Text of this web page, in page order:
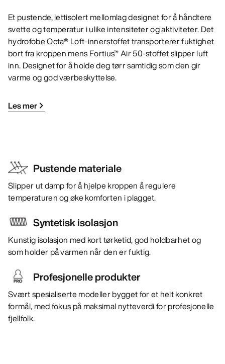
Et pustende, lettisolert mellomlag designet for å håndtere
svette og temperatur i ulike intensiteter og aktiviteter. Det
hydrofobe Octa® Loft-innerstoffet transporterer fuktighet
bort fra kroppen mens Fortius™ Air 50-stoffet slipper luft
inn. Designet for å holde deg tørr samtidig som den gir
varme og god værbeskyttelse.
Les mer
Pustende materiale
Slipper ut damp for å hjelpe kroppen å regulere
temperaturen og øke komforten i plagget.
Syntetisk isolasjon
Kunstig isolasjon med kort tørketid, god holdbarhet og
som holder på varmen når den er fuktig.
Profesjonelle produkter
Svært spesialiserte modeller bygget for et helt konkret
formål, med fokus på maksimal nytteverdi for profesjonelle
fjellfolk.